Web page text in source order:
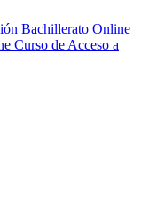
Bachillerato Online
Curso de Acceso a